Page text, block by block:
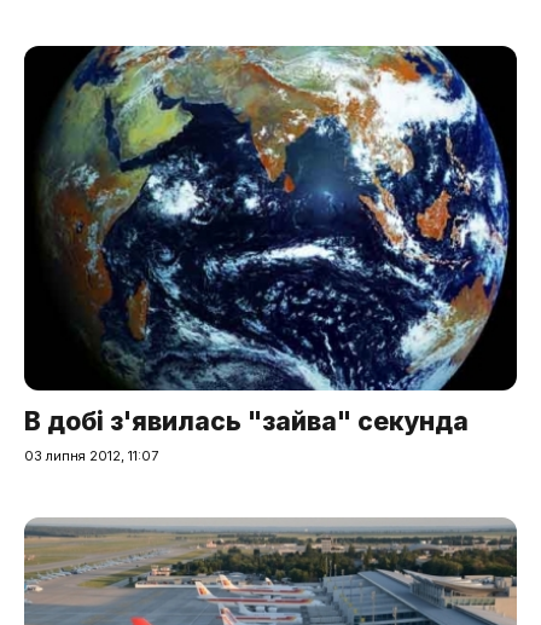
В добі з'явилась "зайва" секунда
03 липня 2012, 11:07